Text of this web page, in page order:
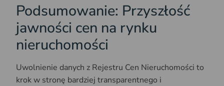
Podsumowanie: Przyszłość
jawności cen na rynku
nieruchomości
Uwolnienie danych z Rejestru Cen Nieruchomości to
krok w stronę bardziej transparentnego i